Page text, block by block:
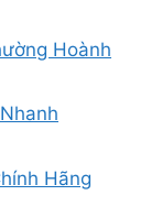
Hoành
Hãng